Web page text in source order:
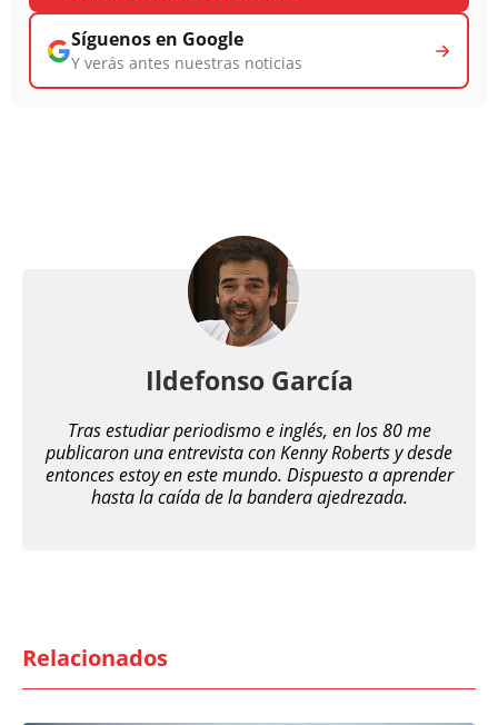
Síguenos en Google
Y verás antes nuestras noticias
Ildefonso García
Tras estudiar periodismo e inglés, en los 80 me
publicaron una entrevista con Kenny Roberts y desde
entonces estoy en este mundo. Dispuesto a aprender
hasta la caída de la bandera ajedrezada.
Relacionados